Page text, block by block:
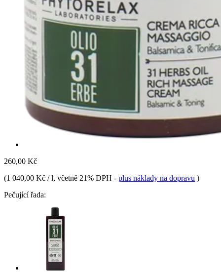
260,00 Kč
(1 040,00 Kč / l, včetně 21% DPH - plus náklady na dopravu )
Pečující řada: